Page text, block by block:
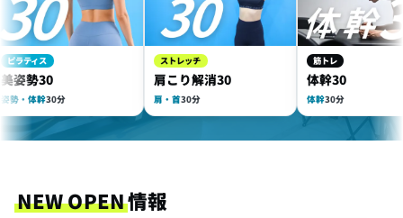
ィス
30
幹30分
ストレッチ
肩こり解消30
30分
筋トレ
体幹30
30分
NEW OPEN情報